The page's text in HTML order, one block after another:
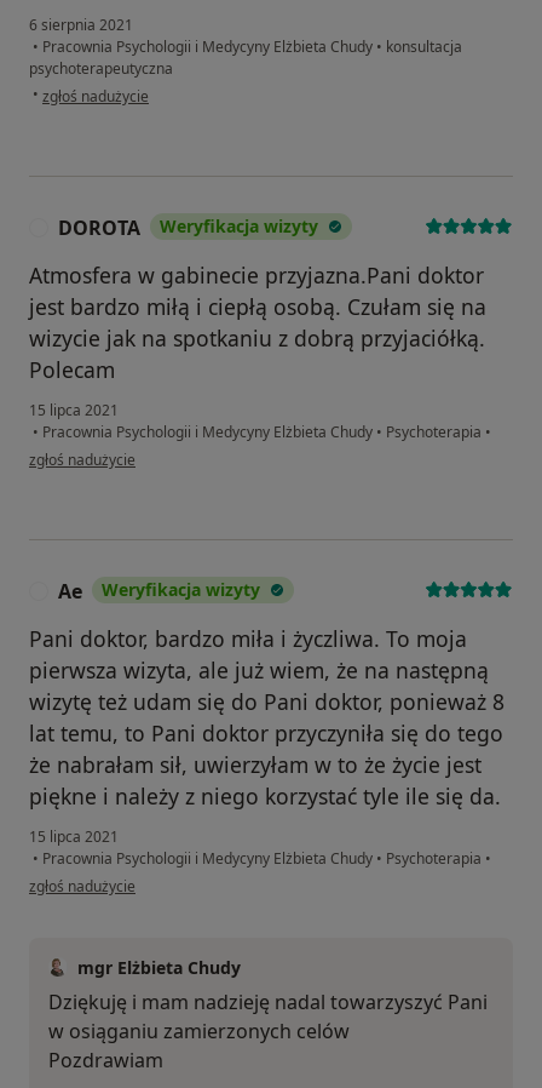
6 sierpnia 2021
• Pracownia Psychologii i Medycyny Elżbieta Chudy • konsultacja
psychoterapeutyczna
• w opinii użytkownika Marcin G.
zgłoś nadużycie
DOROTA Weryfikacja wizyty
Atmosfera w gabinecie przyjazna.Pani doktor
jest bardzo miłą i ciepłą osobą. Czułam się na
wizycie jak na spotkaniu z dobrą przyjaciółką.
Polecam
15 lipca 2021
• Pracownia Psychologii i Medycyny Elżbieta Chudy • Psychoterapia •
w opinii użytkownika DOROTA
zgłoś nadużycie
Ae Weryfikacja wizyty
Pani doktor, bardzo miła i życzliwa. To moja
pierwsza wizyta, ale już wiem, że na następną
wizytę też udam się do Pani doktor, ponieważ 8
lat temu, to Pani doktor przyczyniła się do tego
że nabrałam sił, uwierzyłam w to że życie jest
piękne i należy z niego korzystać tyle ile się da.
15 lipca 2021
• Pracownia Psychologii i Medycyny Elżbieta Chudy • Psychoterapia •
w opinii użytkownika Ae
zgłoś nadużycie
mgr Elżbieta Chudy
Dziękuję i mam nadzieję nadal towarzyszyć Pani
w osiąganiu zamierzonych celów
Pozdrawiam